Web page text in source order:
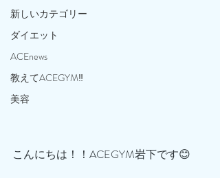
新しいカテゴリー
ダイエット
ACEnews
教えてACEGYM‼️
美容
こんにちは！！ACEGYM岩下です😊